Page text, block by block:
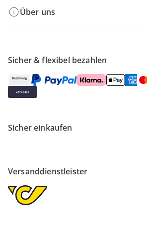
Über uns
Sicher & flexibel bezahlen
Sicher einkaufen
Versanddienstleister